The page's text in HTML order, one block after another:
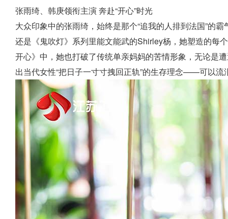
张雨绮、韩庚领衔主演 奔赴“开心”时光
大众印象中的张雨绮，始终是那个“追我的人排到法国”
还是《鬼吹灯》系列里能文能武的Shirley杨，她塑造的每
开心》中，她也打破了传统单亲妈妈的苦情形象，无论是
出当代女性“把日子一寸寸拽回正轨”的生存理念——可以